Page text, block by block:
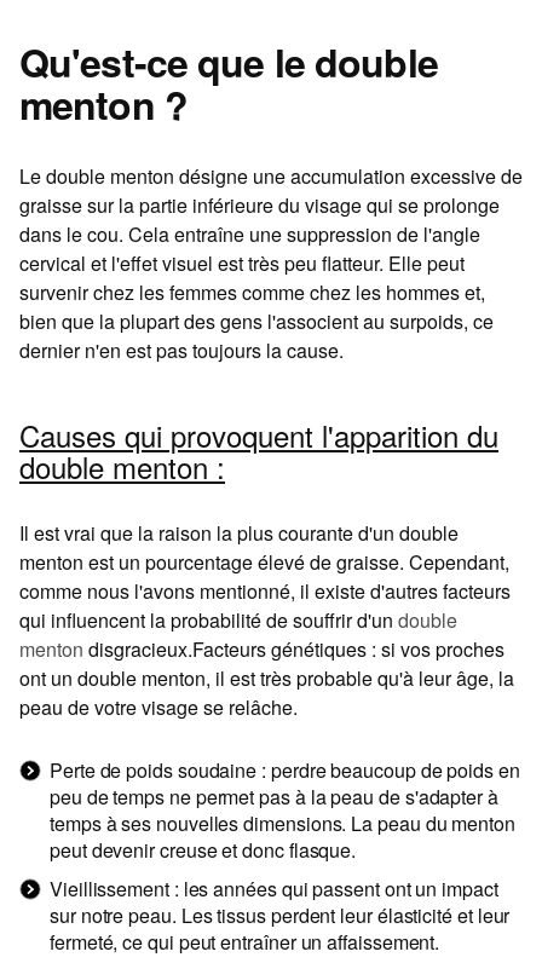
Qu'est-ce que le double
menton ?
Le double menton désigne une accumulation excessive de
graisse sur la partie inférieure du visage qui se prolonge
dans le cou. Cela entraîne une suppression de l'angle
cervical et l'effet visuel est très peu flatteur. Elle peut
survenir chez les femmes comme chez les hommes et,
bien que la plupart des gens l'associent au surpoids, ce
dernier n'en est pas toujours la cause.
Causes qui provoquent l'apparition du
double menton :
Il est vrai que la raison la plus courante d'un double
menton est un pourcentage élevé de graisse. Cependant,
comme nous l'avons mentionné, il existe d'autres facteurs
qui influencent la probabilité de souffrir d'un double
menton disgracieux.Facteurs génétiques : si vos proches
ont un double menton, il est très probable qu'à leur âge, la
peau de votre visage se relâche.
Perte de poids soudaine : perdre beaucoup de poids en
peu de temps ne permet pas à la peau de s'adapter à
temps à ses nouvelles dimensions. La peau du menton
peut devenir creuse et donc flasque.
Vieillissement : les années qui passent ont un impact
sur notre peau. Les tissus perdent leur élasticité et leur
fermeté, ce qui peut entraîner un affaissement.